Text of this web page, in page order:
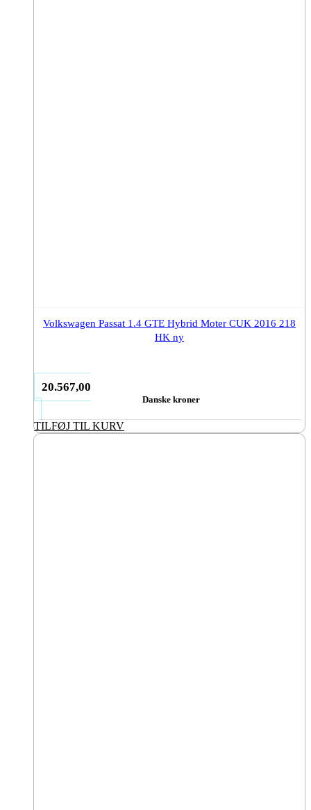
Volkswagen Passat 1.4 GTE Hybrid Moter CUK 2016 218
HK ny
20.567,00
Danske kroner
TILFØJ TIL KURV